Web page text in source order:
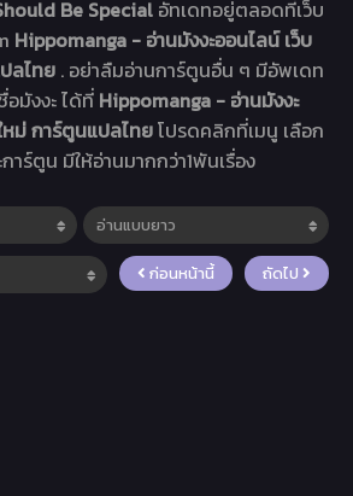
Be Special อัทเดทอยู่ตลอดที่เว็บ
Hippomanga - อ่านมังงะออนไลน์ เว็บ
ลไทย . อย่าลืมอ่านการ์ตูนอื่น ๆ มีอัพเดท
อมังงะ ได้ที่ Hippomanga - อ่านมังงะ
หม่ การ์ตูนแปลไทยโปรดคลิกที่เมนู เลือก
าร์ตูน มีให้อ่านมากกว่า1พันเรื่อง
ก่อนหน้านี้ ถัดไป